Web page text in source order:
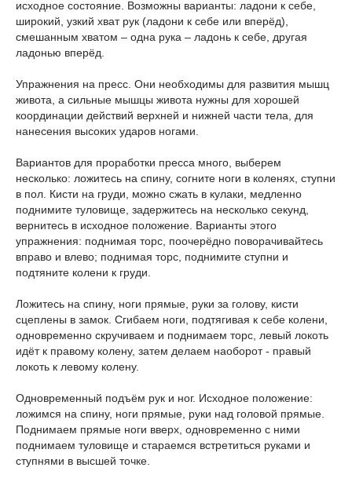
исходное состояние. Возможны варианты: ладони к себе,
широкий, узкий хват рук (ладони к себе или вперёд),
смешанным хватом – одна рука – ладонь к себе, другая
ладонью вперёд.
Упражнения на пресс. Они необходимы для развития мышц
живота, а сильные мышцы живота нужны для хорошей
координации действий верхней и нижней части тела, для
нанесения высоких ударов ногами.
Вариантов для проработки пресса много, выберем
несколько: ложитесь на спину, согните ноги в коленях, ступни
в пол. Кисти на груди, можно сжать в кулаки, медленно
поднимите туловище, задержитесь на несколько секунд,
вернитесь в исходное положение. Варианты этого
упражнения: поднимая торс, поочерёдно поворачивайтесь
вправо и влево; поднимая торс, поднимите ступни и
подтяните колени к груди.
Ложитесь на спину, ноги прямые, руки за голову, кисти
сцеплены в замок. Сгибаем ноги, подтягивая к себе колени,
одновременно скручиваем и поднимаем торс, левый локоть
идёт к правому колену, затем делаем наоборот - правый
локоть к левому колену.
Одновременный подъём рук и ног. Исходное положение:
ложимся на спину, ноги прямые, руки над головой прямые.
Поднимаем прямые ноги вверх, одновременно с ними
поднимаем туловище и стараемся встретиться руками и
ступнями в высшей точке.